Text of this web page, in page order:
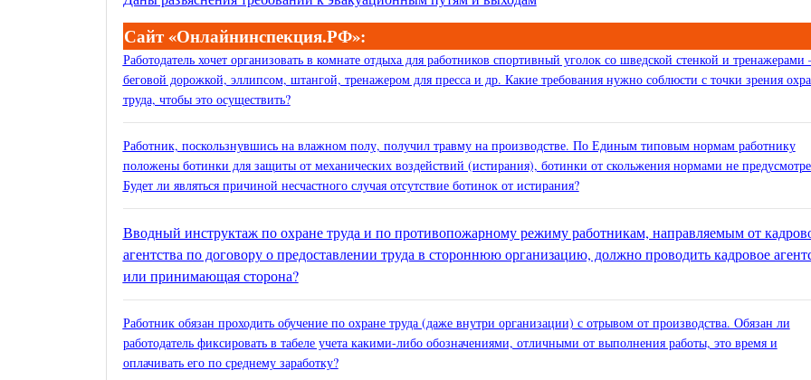
Сайт «Онлайнинспекция.РФ»:
Работодатель хочет организовать в комнате отдыха для работников спортивный уголок со шведской стенкой и
беговой дорожкой, эллипсом, штангой, тренажером для пресса и др. Какие требования нужно соблюсти с точки зрения
труда, чтобы это осуществить?
Работник, поскользнувшись на влажном полу, получил травму на производстве. По Единым типовым нормам работнику
положены ботинки для защиты от механических воздействий (истирания), ботинки от скольжения нормами не
Будет ли являться причиной несчастного случая отсутствие ботинок от истирания?
Вводный инструктаж по охране труда и по противопожарному режиму работникам, направляемым от
агентства по договору о предоставлении труда в стороннюю организацию, должно проводить кадровое
или принимающая сторона?
Работник обязан проходить обучение по охране труда (даже внутри организации) с отрывом от производства. Обязан ли
работодатель фиксировать в табеле учета какими-либо обозначениями, отличными от выполнения работы, это время и
оплачивать его по среднему заработку?